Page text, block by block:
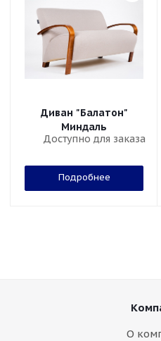
Диван "Балатон"
Миндаль
Доступно для заказа
Подробнее
О